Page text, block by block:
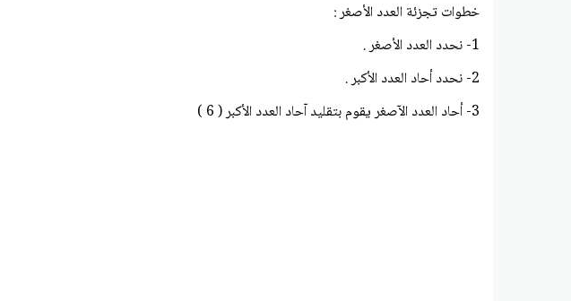
خطوات تجزئة العدد الأصغر :
1- نحدد العدد الأصغر .
2- نحدد أحاد العدد الأكبر .
3- أحاد العدد الآصغر يقوم بتقليد آحاد العدد الأكبر ( 6 )